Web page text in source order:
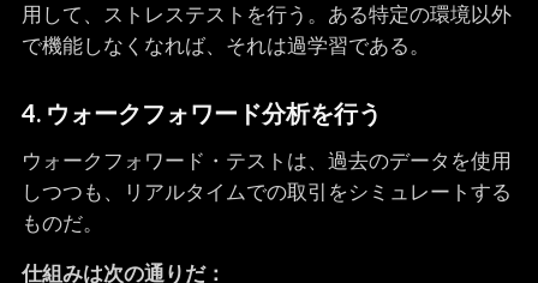
用して、ストレステストを行う。ある特定の環境以外
で機能しなくなれば、それは過学習である。
4. ウォークフォワード分析を行う
ウォークフォワード・テストは、過去のデータを使用
しつつも、リアルタイムでの取引をシミュレートする
ものだ。
仕組みは次の通りだ：